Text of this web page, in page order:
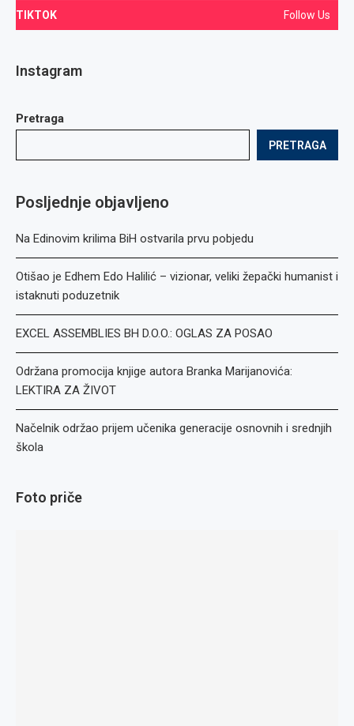
TIKTOK Follow Us
Instagram
Pretraga
PRETRAGA
Posljednje objavljeno
Na Edinovim krilima BiH ostvarila prvu pobjedu
Otišao je Edhem Edo Halilić – vizionar, veliki žepački humanist i
istaknuti poduzetnik
EXCEL ASSEMBLIES BH D.O.O.: OGLAS ZA POSAO
Održana promocija knjige autora Branka Marijanovića:
LEKTIRA ZA ŽIVOT
Načelnik održao prijem učenika generacije osnovnih i srednjih
škola
Foto priče